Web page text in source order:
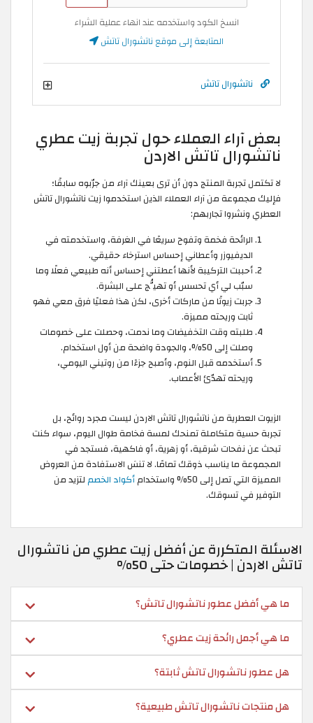
انسخ الكود واستخدمه عند انهاء عملية الشراء
المتابعة إلى موقع ناتشورال تاتش
ناتشورال تاتش
بعض آراء العملاء حول تجربة زيت عطري
ناتشورال تاتش الاردن
لا تكتمل تجربة المنتج دون أن ترى بعينك آراء من جرّبوه سابقًا؛
فإليك مجموعة من آراء العملاء الذين استخدموا زيت ناتشورال تاتش
العطري ونشروا تجاربهم:
الرائحة فخمة وتفوح سريعًا في الغرفة، واستخدمته في
الديفيوزر وأعطاني إحساس استرخاء حقيقي.
أحببت التركيبة لأنها أعطتني إحساس أنه طبيعي فعلًا وما
سبّب لي أي تحسس أو تهيُّج على البشرة.
جربت زيوتًا من ماركات أخرى، لكن هذا فعليًا فرق معي فهو
ثابت وريحته مميزة.
طلبته وقت التخفيضات وما ندمت، وحصلت على خصومات
وصلت إلى 50%، والجودة واضحة من أول استخدام.
أستخدمه قبل النوم، وأصبح جزءًا من روتيني اليومي،
وريحته تهدّئ الأعصاب.
الزيوت العطرية من ناتشورال تاتش الاردن ليست مجرد روائح، بل
تجربة حسية متكاملة تمنحك لمسة فخامة طوال اليوم، سواء كنت
تبحث عن نفحات شرقية، أو زهرية، أو فاكهية، فستجد في
المجموعة ما يناسب ذوقك تمامًا. لا تنسَ الاستفادة من العروض
المميزة التي تصل إلى 50% واستخدام
أكواد الخصملتزيد من
التوفير في تسوقك.
الاسئلة المتكررة عن أفضل زيت عطري من ناتشورال
تاتش الاردن | خصومات حتى 50%
ما هي أفضل عطور ناتشورال تاتش؟
ما هي أجمل رائحة زيت عطري؟
هل عطور ناتشورال تاتش ثابتة؟
هل منتجات ناتشورال تاتش طبيعية؟